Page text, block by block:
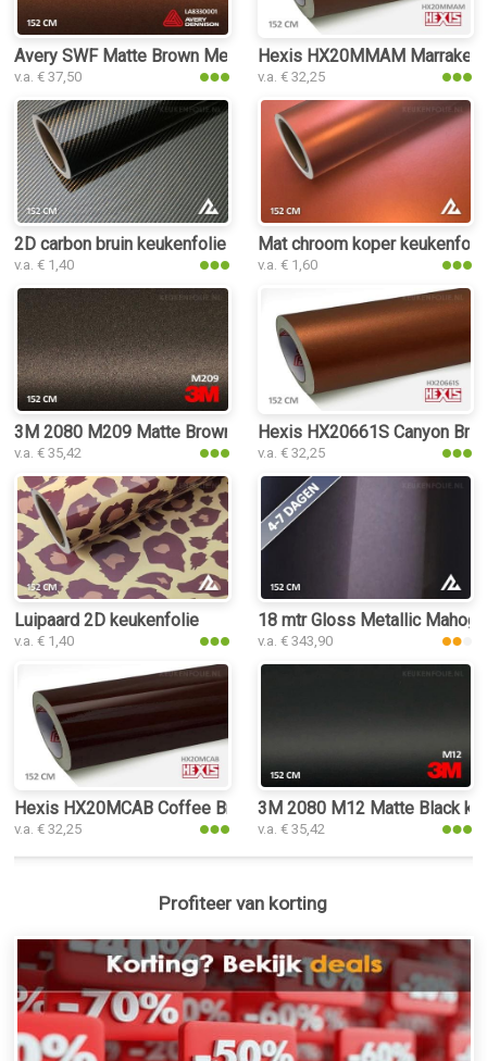
Avery SWF Matte Brown Metallic keukenfolie
v.a. € 37,50
Hexis HX20MMAM
v.a. € 32,25
2D carbon bruin keukenfolie
v.a. € 1,40
Mat chroom koper
v.a. € 1,60
3M 2080 M209 Matte Brown Metallic keukenfolie
v.a. € 35,42
Hexis HX20661S Canyon
v.a. € 32,25
Luipaard 2D keukenfolie
v.a. € 1,40
18 mtr Gloss Metallic
v.a. € 343,90
Hexis HX20MCAB Coffee Brown Gloss keukenfolie
v.a. € 32,25
3M 2080 M12 Matte Black
v.a. € 35,42
Profiteer van korting